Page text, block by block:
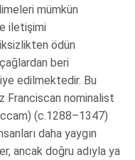
mümkün
iletişimi
ödün
beri
edilmektedir. Bu
Franciscan nominalist
(c.1288–1347)
daha yaygın
ancak doğru adıyla ya